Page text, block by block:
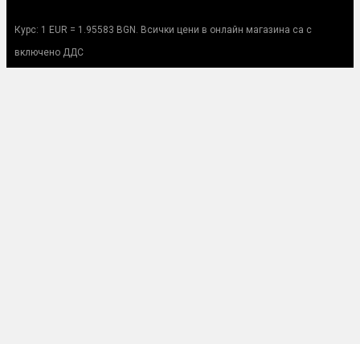
Курс: 1 EUR = 1.95583 BGN. Всички цени в онлайн магазина са с
включено ДДС